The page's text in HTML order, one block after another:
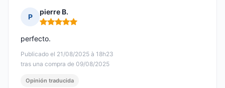
P
pierre B.
Nota: 5 de 5
Publicado el 21/08/2025 à 18h23
tras una compra de 09/08/2025
perfecto.
Opinión traducida